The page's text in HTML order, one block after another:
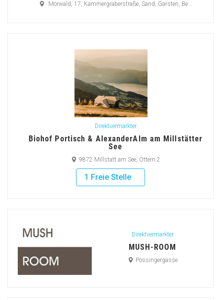
Mörwald, 17, Kammergraberstraße, Sand, Garsten, Be...
Direktvermarkter
Biohof Portisch & AlexanderAlm am Millstätter
See
9872 Millstatt am See, Öttern 2
1 Freie Stelle
Direktvermarkter
MUSH-ROOM
Possingergasse